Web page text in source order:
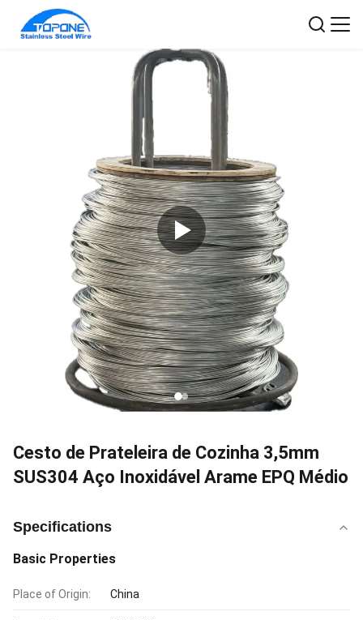
Cesto de Prateleira de Cozinha 3,5mm
SUS304 Aço Inoxidável Arame EPQ Médio
Specifications
Basic Properties
Place of Origin: China